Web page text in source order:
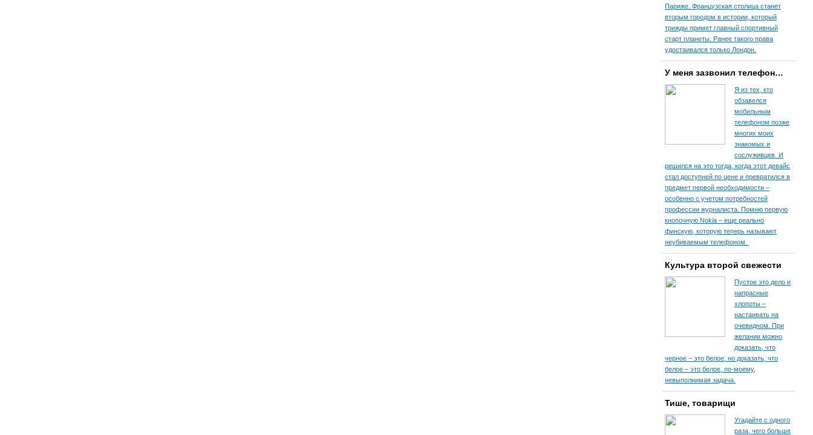
Париже. Французская столица станет
вторым городом в истории, который
трижды примет главный спортивный
старт планеты. Ранее такого права
удостаивался только Лондон.
У меня зазвонил телефон…
Я из тех, кто
обзавелся
мобильным
телефоном позже
многих моих
знакомых и
сослуживцев. И
решился на это тогда, когда этот девайс
стал доступней по цене и превратился в
предмет первой необходимости –
особенно с учетом потребностей
профессии журналиста. Помню первую
кнопочную Nokia – еще реально
финскую, которую теперь называют
неубиваемым телефоном.
Культура второй свежести
Пустое это дело и
напрасные
хлопоты –
настаивать на
очевидном. При
желании можно
доказать, что
черное – это белое, но доказать, что
белое – это белое, по-моему,
невыполнимая задача.
Тише, товарищи
Угадайте с одного
раза, чего больше